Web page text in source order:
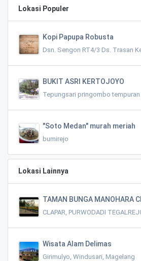
Lokasi Populer
Kopi Papupa Robusta
Dsn. Sengon RT4/3 Ds. Trasan
BUKIT ASRI KERTOJOYO
Tepungsari pringombo tempuran
"Soto Medan" murah meriah
bumirejo
Lokasi Lainnya
TAMAN BUNGA MANOHARA
CLAPAR, PURWODADI
Wisata Alam Delimas
Girimulyo, Windusari, Magelang